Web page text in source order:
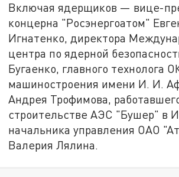
Включая ядерщиков — вице-
концерна "Росэнергоатом"
Игнатенко, директора
центра по ядерной
Бугаенко, главного технолога
машиностроения имени И. И.
Андрея Трофимова,
строительстве АЭС "Бушер" в
начальника управления ОАО
Валерия Лялина.